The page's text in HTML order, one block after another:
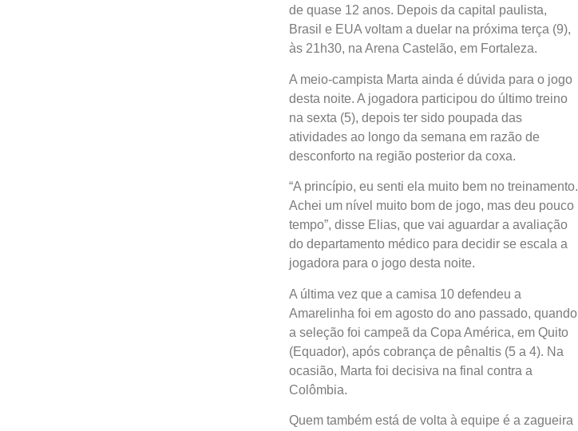
de quase 12 anos. Depois da capital paulista,
Brasil e EUA voltam a duelar na próxima terça (9),
às 21h30, na Arena Castelão, em Fortaleza.
A meio-campista Marta ainda é dúvida para o jogo
desta noite. A jogadora participou do último treino
na sexta (5), depois ter sido poupada das
atividades ao longo da semana em razão de
desconforto na região posterior da coxa.
“A princípio, eu senti ela muito bem no treinamento.
Achei um nível muito bom de jogo, mas deu pouco
tempo”, disse Elias, que vai aguardar a avaliação
do departamento médico para decidir se escala a
jogadora para o jogo desta noite.
A última vez que a camisa 10 defendeu a
Amarelinha foi em agosto do ano passado, quando
a seleção foi campeã da Copa América, em Quito
(Equador), após cobrança de pênaltis (5 a 4). Na
ocasião, Marta foi decisiva na final contra a
Colômbia.
Quem também está de volta à equipe é a zagueira